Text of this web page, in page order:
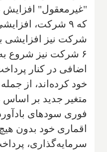
"غیرمعقول" افزایش
۶ شرکت نیز شروع
اضافی در کنار
خود کرده‌اند، از
متغیر جدید بر اساس
فوری سودهای
اقماری خود بدون
سرمایه‌گذاری،